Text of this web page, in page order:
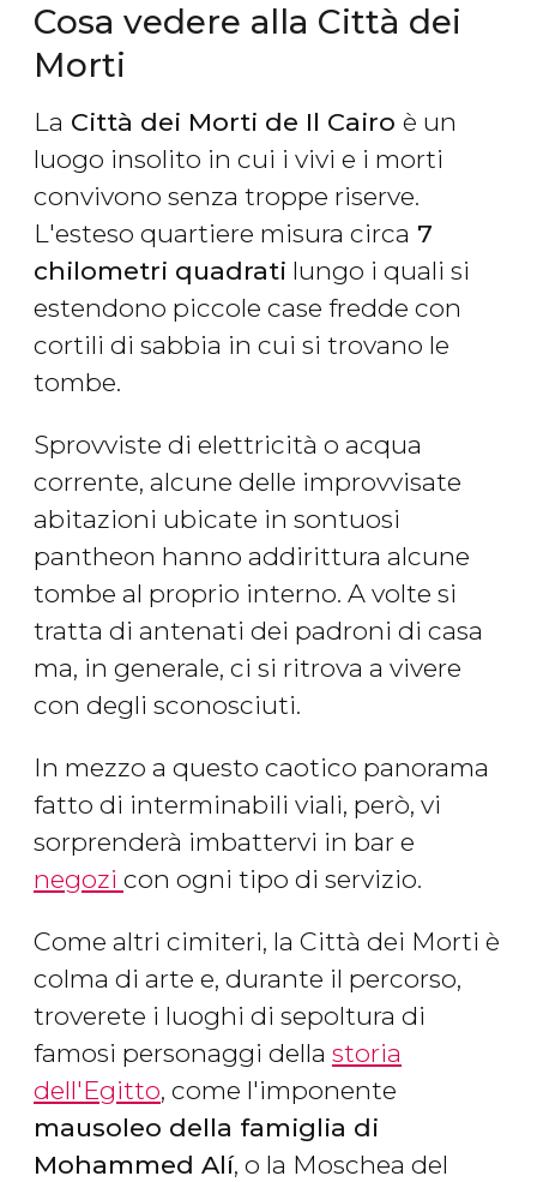
Cosa vedere alla Città dei
Morti
La Città dei Morti de Il Cairo è un
luogo insolito in cui i vivi e i morti
convivono senza troppe riserve.
L'esteso quartiere misura circa 7
chilometri quadrati lungo i quali si
estendono piccole case fredde con
cortili di sabbia in cui si trovano le
tombe.
Sprovviste di elettricità o acqua
corrente, alcune delle improvvisate
abitazioni ubicate in sontuosi
pantheon hanno addirittura alcune
tombe al proprio interno. A volte si
tratta di antenati dei padroni di casa
ma, in generale, ci si ritrova a vivere
con degli sconosciuti.
In mezzo a questo caotico panorama
fatto di interminabili viali, però, vi
sorprenderà imbattervi in bar e
negozi con ogni tipo di servizio.
Come altri cimiteri, la Città dei Morti è
colma di arte e, durante il percorso,
troverete i luoghi di sepoltura di
famosi personaggi della storia
dell'Egitto, come l'imponente
mausoleo della famiglia di
Mohammed Alí, o la Moschea del